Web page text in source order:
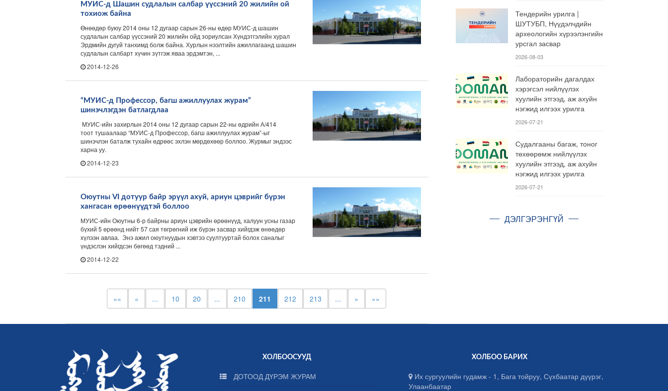
МУИС-д Шашин судлалын салбар үүссэний 20 жилийн ой
тохиож байна
Өнөөдөр буюу 2014 оны 12 дугаар сарын 26-ны өдөр МУИС-д шашин
судлалын салбар үүссэний 20 жилийн ойд зориулсан Хүндэтгэлийн хурал
Эрдмийн дугуй танхимд болж байна. Хурлын нээлтийн ажиллагаанд шашин
судлалын салбарт хүчин зүтгэж яваа эрдэмтэн, ...
2014-12-26
“МУИС-д Профессор, багш ажиллуулах журам”
шинэчлэгдэн батлагдлаа
МУИС-ийн захирлын 2014 оны 12 дугаар сарын 22-ны өдрийн А/414
тоот тушаалаар “МУИС-д Профессор, багш ажиллуулах журам”-ыг
шинэчлэн баталж тухайн өдрөөс эхлэн мөрдөхөөр боллоо. Журмыг эндээс
харна уу.
2014-12-23
Оюутны VI дотуур байр эрүүл ахуй, ариун цэврийг бүрэн
хангасан өрөөнүүдтэй боллоо
МУИС-ийн Оюутны 6-р байрны ариун цэврийн өрөөнүүд, халуун усны газар
бүхий 5 өрөөнд нийт 57 сая төгрөгний иж бүрэн засвар хийгдэж өнөөдөр
хүлээн авлаа. Энэ ажил оюутнуудын хэвтээ суултууртай болох саналыг
үндэслэн хийгдсэн бөгөөд тэдний ...
2014-12-22
«« « ... 10 20 ... 210 211 212 213 ... » »»
Тендерийн урилга |
ШУТУБП, Нүүдэлчдийн
археологийн хүрээлэнгийн
урсгал засвар
2026-08-03
Лабораторийн дагалдах
хэрэгсэл нийлүүлэх
хуулийн этгээд, аж ахуйн
нэгжид илгээх урилга
2026-07-21
Судалгааны багаж, тоног
төхөөрөмж нийлүүлэх
хуулийн этгээд, аж ахуйн
нэгжид илгээх урилга
2026-07-21
ДЭЛГЭРЭНГҮЙ
ХОЛБООСУУД
ДОТООД ДҮРЭМ ЖУРАМ
ХОЛБОО БАРИХ
Их сургуулийн гудамж - 1, Бага тойруу, Сүхбаатар дүүрэг,
Улаанбаатар